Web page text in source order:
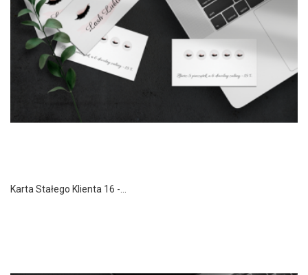
Karta Stałego Klienta 16 -...